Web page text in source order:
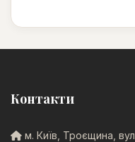
Контакти
м. Київ, Троєщина,